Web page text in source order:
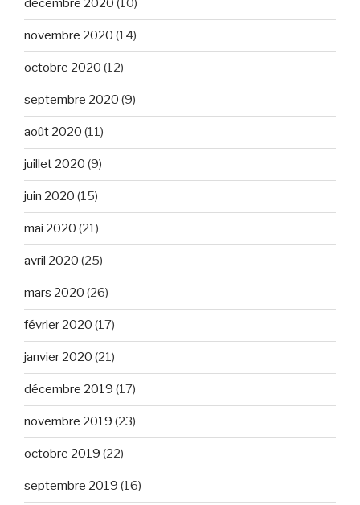
décembre 2020 (10)
novembre 2020 (14)
octobre 2020 (12)
septembre 2020 (9)
août 2020 (11)
juillet 2020 (9)
juin 2020 (15)
mai 2020 (21)
avril 2020 (25)
mars 2020 (26)
février 2020 (17)
janvier 2020 (21)
décembre 2019 (17)
novembre 2019 (23)
octobre 2019 (22)
septembre 2019 (16)